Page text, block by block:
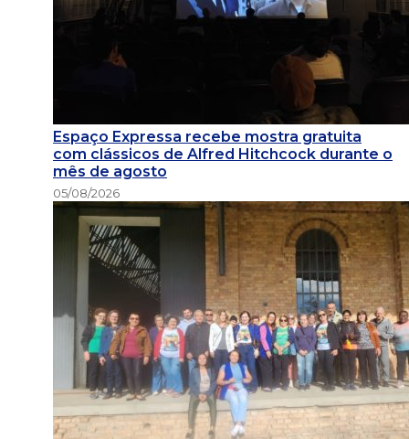
Espaço Expressa recebe mostra gratuita
com clássicos de Alfred Hitchcock durante o
mês de agosto
05/08/2026